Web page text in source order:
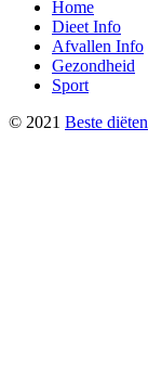
Home
Dieet Info
Afvallen Info
Gezondheid
Sport
© 2021 Beste diëten